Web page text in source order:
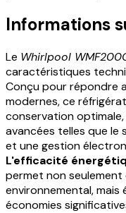
Informations
Le Whirlpool
caractéristiques
Conçu pour répondre
modernes, ce
conservation
avancées telles que le
et une gestion
L'efficacité
permet non
environnemental, mais
économies